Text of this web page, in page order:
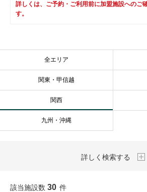
詳しくは、ご予約・ご利用前に加盟施設へのご
す。
全エリア
関東・甲信越
関西
九州・沖縄
詳しく検索する
該当施設数 30 件